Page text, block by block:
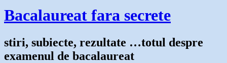
Bacalaureat fara secrete
stiri, subiecte, rezultate …totul despre
examenul de bacalaureat